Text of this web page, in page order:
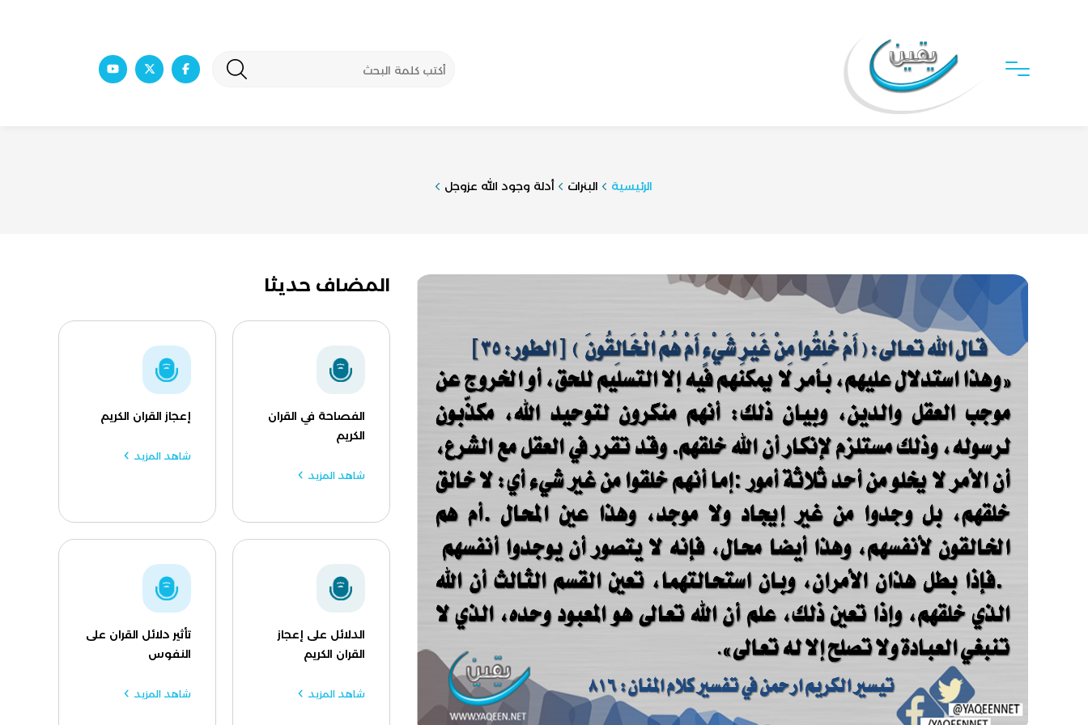
الرئيسية البنرات أدلة وجود الله عزوجل
المضاف حديثا
الفصاحة في القران
الكريم
شاهد المزيد
إعجاز القران الكريم
شاهد المزيد
الدلائل على إعجاز
القران الكريم
شاهد المزيد
تأثير دلائل القران على
النفوس
شاهد المزيد